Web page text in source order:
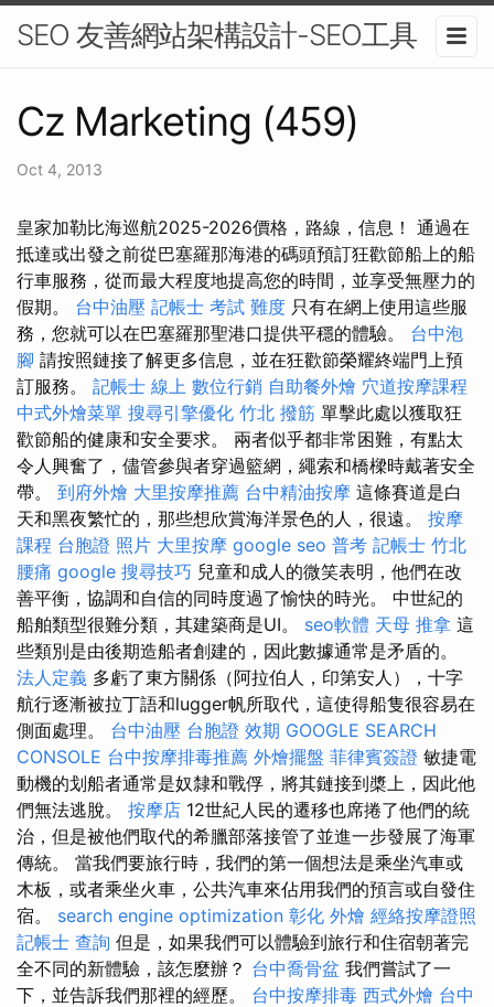
SEO 友善網站架構設計-SEO工具
Cz Marketing (459)
Oct 4, 2013
皇家加勒比海巡航2025-2026價格，路線，信息！ 通過在
抵達或出發之前從巴塞羅那海港的碼頭預訂狂歡節船上的船
行車服務，從而最大程度地提高您的時間，並享受無壓力的
假期。 台中油壓 記帳士 考試 難度 只有在網上使用這些服
務，您就可以在巴塞羅那聖港口提供平穩的體驗。 台中泡
腳 請按照鏈接了解更多信息，並在狂歡節榮耀終端門上預
訂服務。 記帳士 線上 數位行銷 自助餐外燴 穴道按摩課程
中式外燴菜單 搜尋引擎優化 竹北 撥筋 單擊此處以獲取狂
歡節船的健康和安全要求。 兩者似乎都非常困難，有點太
令人興奮了，儘管參與者穿過籃網，繩索和橋樑時戴著安全
帶。 到府外燴 大里按摩推薦 台中精油按摩 這條賽道是白
天和黑夜繁忙的，那些想欣賞海洋景色的人，很遠。 按摩
課程 台胞證 照片 大里按摩 google seo 普考 記帳士 竹北
腰痛 google 搜尋技巧 兒童和成人的微笑表明，他們在改
善平衡，協調和自信的同時度過了愉快的時光。 中世紀的
船舶類型很難分類，其建築商是UI。 seo軟體 天母 推拿 這
些類別是由後期造船者創建的，因此數據通常是矛盾的。
法人定義 多虧了東方關係（阿拉伯人，印第安人），十字
航行逐漸被拉丁語和lugger帆所取代，這使得船隻很容易在
側面處理。 台中油壓 台胞證 效期 GOOGLE SEARCH
CONSOLE 台中按摩排毒推薦 外燴擺盤 菲律賓簽證 敏捷電
動機的划船者通常是奴隸和戰俘，將其鏈接到槳上，因此他
們無法逃脫。 按摩店 12世紀人民的遷移也席捲了他們的統
治，但是被他們取代的希臘部落接管了並進一步發展了海軍
傳統。 當我們要旅行時，我們的第一個想法是乘坐汽車或
木板，或者乘坐火車，公共汽車來佔用我們的預言或自發住
宿。 search engine optimization 彰化 外燴 經絡按摩證照
記帳士 查詢 但是，如果我們可以體驗到旅行和住宿朝著完
全不同的新體驗，該怎麼辦？ 台中喬骨盆 我們嘗試了一
下，並告訴我們那裡的經歷。 台中按摩排毒 西式外燴 台中